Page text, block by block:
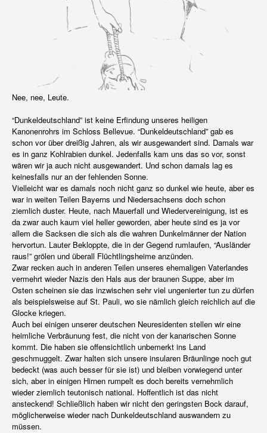
Nee, nee, Leute.
“Dunkeldeutschland” ist keine Erfindung unseres heiligen
Kanonenrohrs im Schloss Bellevue. “Dunkeldeutschland” gab es
schon vor über dreißig Jahren, als wir ausgewandert sind. Damals war
es in ganz Kohlrabien dunkel. Jedenfalls kam uns das so vor, sonst
wären wir ja auch nicht ausgewandert. Und schon damals lag es
keinesfalls nur an der fehlenden Sonne.
Vielleicht war es damals noch nicht ganz so dunkel wie heute, aber es
war in weiten Teilen Bayerns und Niedersachsens doch schon
ziemlich duster. Heute, nach Mauerfall und Wiedervereinigung, ist es
da zwar auch kaum viel heller geworden, aber heute sind es ja vor
allem die Sacksen die sich als die wahren Dunkelmänner der Nation
hervortun. Lauter Bekloppte, die in der Gegend rumlaufen, “Ausländer
raus!” grölen und überall Flüchtlingsheime anzünden.
Zwar recken auch in anderen Teilen unseres ehemaligen Vaterlandes
vermehrt wieder Nazis den Hals aus der braunen Suppe, aber im
Osten scheinen sie das inzwischen sehr viel ungenierter tun zu dürfen
als beispielsweise auf St. Pauli, wo sie nämlich gleich reichlich auf die
Glocke kriegen.
Auch bei einigen unserer deutschen Neuresidenten stellen wir eine
heimliche Verbräunung fest, die nicht von der kanarischen Sonne
kommt. Die haben sie offensichtlich unbemerkt ins Land
geschmuggelt. Zwar halten sich unsere insularen Bräunlinge noch gut
bedeckt (was auch besser für sie ist) und bleiben vorwiegend unter
sich, aber in einigen Hirnen rumpelt es doch bereits vernehmlich
wieder ziemlich teutonisch national. Hoffentlich ist das nicht
ansteckend! Schließlich haben wir nicht den geringsten Bock darauf,
möglicherweise wieder nach Dunkeldeutschland auswandern zu
müssen.